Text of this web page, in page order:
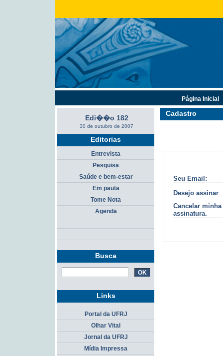
Cadastro
Seu Email:
Desejo assinar
Cancelar minha
assinatura.
Edi��o 182
30 de outubro de 2007
Editorias
Entrevista
Pesquisa
Saúde e bem-estar
Em pauta
Tome Nota
Agenda
Busca
Página Inicial
Links
Portal da UFRJ
Olhar Vital
Jornal da UFRJ
Mídia Impressa